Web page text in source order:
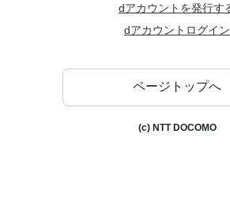
dアカウントを発行す
dアカウントログイン
ページトップへ
(c) NTT DOCOMO